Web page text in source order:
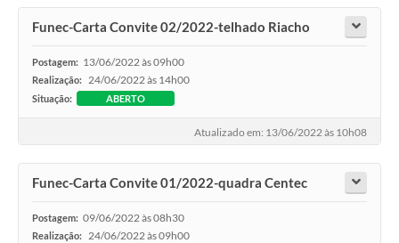
Funec-Carta Convite 02/2022-telhado Riacho
Postagem: 13/06/2022 às 09h00
Realização: 24/06/2022 às 14h00
Situação: ABERTO
Atualizado em: 13/06/2022 às 10h08
Funec-Carta Convite 01/2022-quadra Centec
Postagem: 09/06/2022 às 08h30
Realização: 24/06/2022 às 09h00